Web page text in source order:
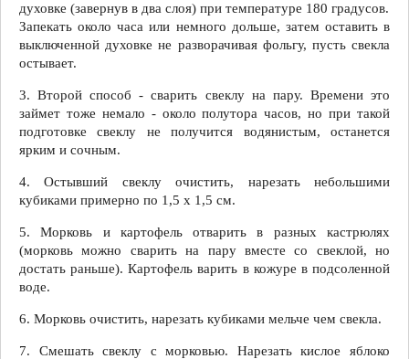
духовке (завернув в два слоя) при температуре 180 градусов.
Запекать около часа или немного дольше, затем оставить в
выключенной духовке не разворачивая фольгу, пусть свекла
остывает.
3. Второй способ - сварить свеклу на пару. Времени это
займет тоже немало - около полутора часов, но при такой
подготовке свеклу не получится водянистым, останется
ярким и сочным.
4. Остывший свеклу очистить, нарезать небольшими
кубиками примерно по 1,5 х 1,5 см.
5. Морковь и картофель отварить в разных кастрюлях
(морковь можно сварить на пару вместе со свеклой, но
достать раньше). Картофель варить в кожуре в подсоленной
воде.
6. Морковь очистить, нарезать кубиками мельче чем свекла.
7. Смешать свеклу с морковью. Нарезать кислое яблоко